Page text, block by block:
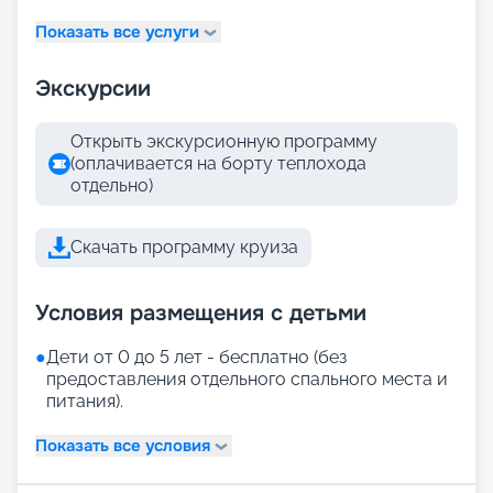
Показать все услуги
Экскурсии
Открыть экскурсионную программу
(оплачивается на борту теплохода
отдельно)
Скачать программу круиза
Условия размещения с детьми
●Дети от 0 до 5 лет - бесплатно (без
предоставления отдельного спального места и
питания).
Показать все условия